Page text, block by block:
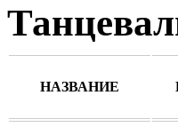
НАЗВАНИЕ